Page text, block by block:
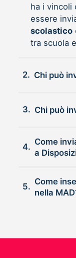
ha i vincoli
essere
scolastico
tra scuola
2.
3. Chi può
4.
Come
a
5.
Come
nella